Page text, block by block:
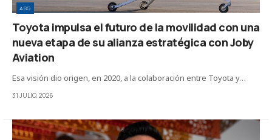
ASG
Toyota impulsa el futuro de la movilidad con una
nueva etapa de su alianza estratégica con Joby
Aviation
Esa visión dio origen, en 2020, a la colaboración entre Toyota y…
31 JULIO, 2026